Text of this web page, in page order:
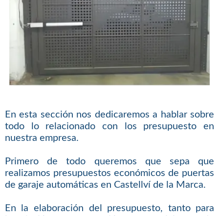
En esta sección nos dedicaremos a hablar sobre
todo lo relacionado con los presupuesto en
nuestra empresa.
Primero de todo queremos que sepa que
realizamos presupuestos económicos de puertas
de garaje automáticas en Castellví de la Marca.
En la elaboración del presupuesto, tanto para